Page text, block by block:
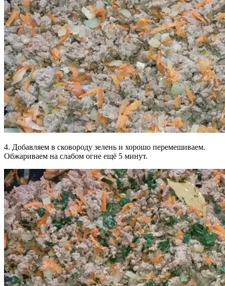
4. Добавляем в сковороду зелень и хорошо перемешиваем.
Обжариваем на слабом огне ещё 5 минут.